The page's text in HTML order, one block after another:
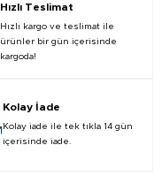
Hızlı Teslimat
Hızlı kargo ve teslimat ile
ürünler bir gün içerisinde
kargoda!
Kolay İade
Kolay iade ile tek tıkla 14 gün
içerisinde iade.